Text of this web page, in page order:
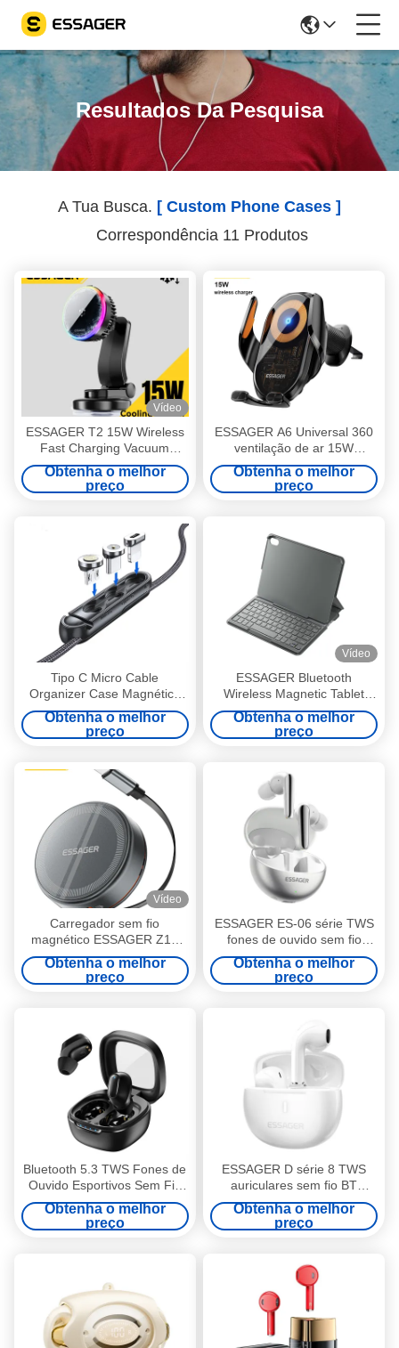
Resultados Da Pesquisa
A Tua Busca. [ Custom Phone Cases ]
Correspondência 11 Produtos
Vídeo
ESSAGER T2 15W Wireless
Fast Charging Vacuum
Suction Magnetic Car Phone
Holder 360 Rotation
Obtenha o melhor
preço
ESSAGER A6 Universal 360
ventilação de ar 15W
carregador sem fio
carregador de telefone de
carro
Obtenha o melhor
preço
Tipo C Micro Cable
Organizer Case Magnético
Silicone Plug Case Para IOS
Obtenha o melhor
preço
Vídeo
ESSAGER Bluetooth
Wireless Magnetic Tablet
Keyboard Case Para Ipad 10
ES-JP03
Obtenha o melhor
preço
Vídeo
Carregador sem fio
magnético ESSAGER Z19
15W com cabo retrátil
Obtenha o melhor
preço
ESSAGER ES-06 série TWS
fones de ouvido sem fio
cancelamento de ruído fones
de ouvido à prova de água
Obtenha o melhor
preço
Bluetooth 5.3 TWS Fones de
Ouvido Esportivos Sem Fio
Impermeáveis Para
Treinamento
Obtenha o melhor
preço
ESSAGER D série 8 TWS
auriculares sem fio BT
auriculares com controle
táctil
Obtenha o melhor
preço